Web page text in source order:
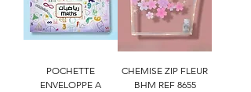
POCHETTE
ENVELOPPE A
CHEMISE ZIP FLEUR
BHM REF 8655